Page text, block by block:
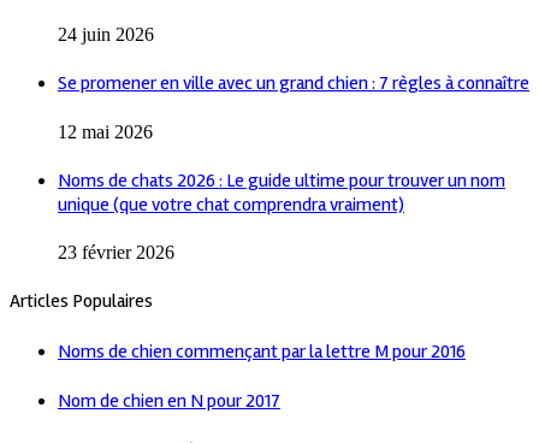
24 juin 2026
Se promener en ville avec un grand chien : 7 règles à connaître
12 mai 2026
Noms de chats 2026 : Le guide ultime pour trouver un nom
unique (que votre chat comprendra vraiment)
23 février 2026
Articles Populaires
Noms de chien commençant par la lettre M pour 2016
Nom de chien en N pour 2017